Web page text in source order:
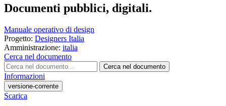
Documenti pubblici, digitali.
Manuale operativo di design
Progetto: Designers Italia
Amministrazione: italia
Cerca nel documento
Cerca nel documento
Informazioni
versione-corrente
Scarica